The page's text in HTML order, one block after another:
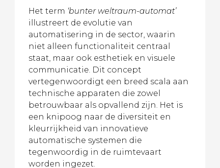
Het term ‘bunter weltraum-automat’
illustreert de evolutie van
automatisering in de sector, waarin
niet alleen functionaliteit centraal
staat, maar ook esthetiek en visuele
communicatie. Dit concept
vertegenwoordigt een breed scala aan
technische apparaten die zowel
betrouwbaar als opvallend zijn. Het is
een knipoog naar de diversiteit en
kleurrijkheid van innovatieve
automatische systemen die
tegenwoordig in de ruimtevaart
worden ingezet.